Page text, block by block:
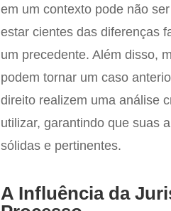
em um contexto pode não
estar cientes das diferenças
um precedente. Além disso,
podem tornar um caso
direito realizem uma análise
utilizar, garantindo que suas
sólidas e pertinentes.
A Influência da